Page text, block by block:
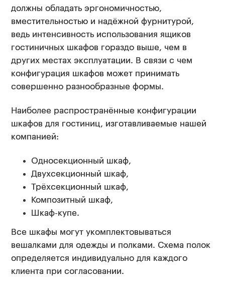
должны обладать эргономичностью,
вместительностью и надёжной фурнитурой,
ведь интенсивность использования ящиков
гостиничных шкафов гораздо выше, чем в
других местах эксплуатации. В связи с чем
конфигурация шкафов может принимать
совершенно разнообразные формы.
Наиболее распространённые конфигурации
шкафов для гостиниц, изготавливаемые нашей
компанией:
Односекционный шкаф,
Двухсекционный шкаф,
Трёхсекционный шкаф,
Композитный шкаф,
Шкаф-купе.
Все шкафы могут укомплектовываться
вешалками для одежды и полками. Схема полок
определяется индивидуально для каждого
клиента при согласовании.